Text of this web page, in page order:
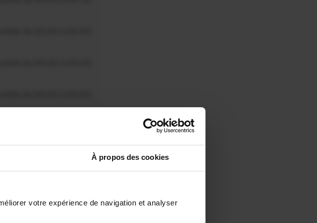
À propos des cookies
votre expérience de navigation et analyser